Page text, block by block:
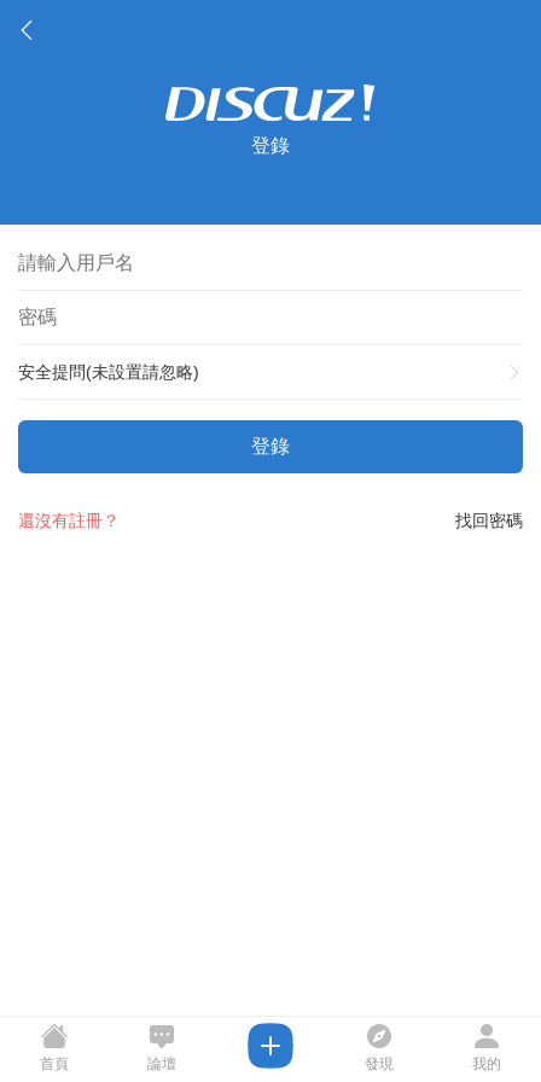
登錄
安全提問(未設置請忽略)
登錄
找回密碼
還沒有註冊？
首頁 論壇 發現 我的